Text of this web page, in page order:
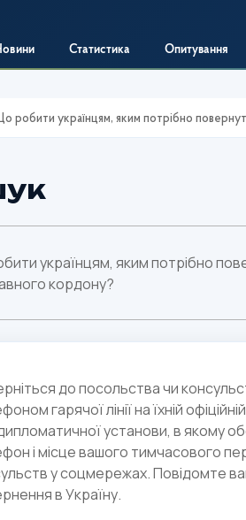
Статистика Опитування
робити українцям, яким потрібно
українцям, яким потрібно
кордону?
до посольства чи
гарячої лінії на їхній
установи, в якому
і місце вашого тимчасового
у соцмережах. Повідомте
в Україну.